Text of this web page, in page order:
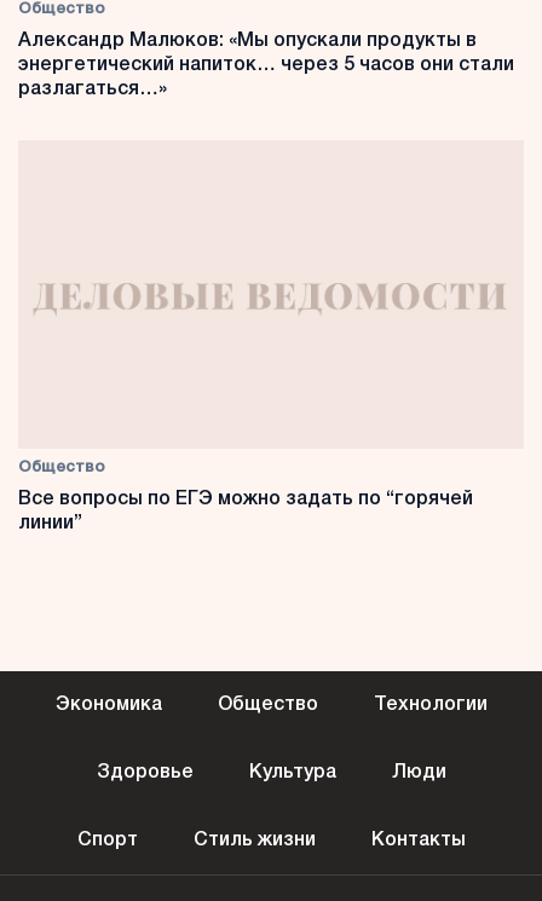
Общество
Александр Малюков: «Мы опускали продукты в
энергетический напиток… через 5 часов они стали
разлагаться…»
Общество
Все вопросы по ЕГЭ можно задать по “горячей
линии”
Экономика Общество Технологии
Здоровье Культура Люди
Спорт Стиль жизни Контакты